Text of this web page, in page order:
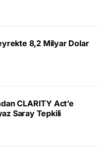
8,2 Milyar Dolar
CLARITY Act’e
Saray Tepkili